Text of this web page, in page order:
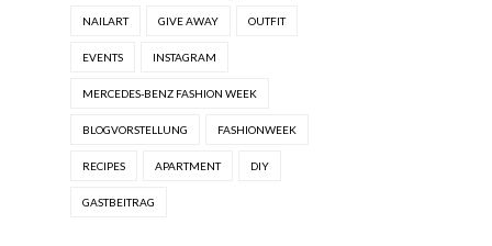
NAILART GIVE AWAY OUTFIT
EVENTS INSTAGRAM
MERCEDES-BENZ FASHION WEEK
BLOGVORSTELLUNG FASHIONWEEK
RECIPES APARTMENT DIY
GASTBEITRAG